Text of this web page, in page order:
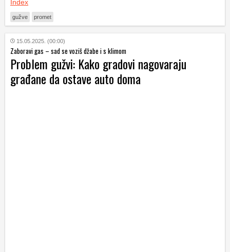
Index
gužve promet
15.05.2025. (00:00)
Zaboravi gas – sad se voziš džabe i s klimom
Problem gužvi: Kako gradovi nagovaraju
građane da ostave auto doma